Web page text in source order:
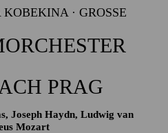
· GROSSE O
PRAG
Joseph Haydn, Ludwig van
Mozart